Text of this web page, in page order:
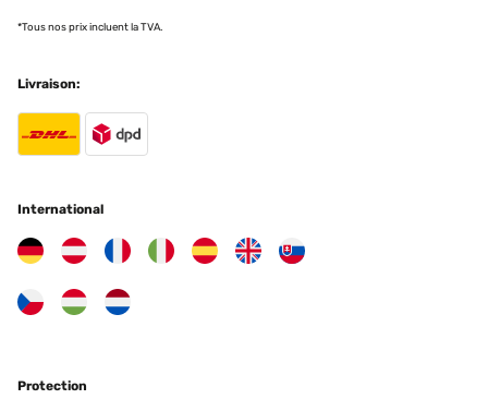
anbringen etwas piddelig aber machbar. Alles in allem eine klare
Amazon-Benutzer
Traduire
damage. Instructions were easy to follow and together in just over
an hour with 2 people. Looks and feels good quality but i guess
with chrome plated galvanized hardware so takes from the visuals
a bit. Also the canopy is advertised with a cord drawstring for roof
*Tous nos prix incluent la TVA.
Livraison:
International
Protection